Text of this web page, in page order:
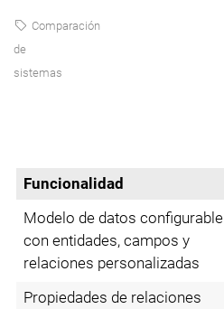
Comparación
de
sistemas
Funcionalidad
Modelo de datos configurable
con entidades, campos y
relaciones personalizadas
Propiedades de relaciones